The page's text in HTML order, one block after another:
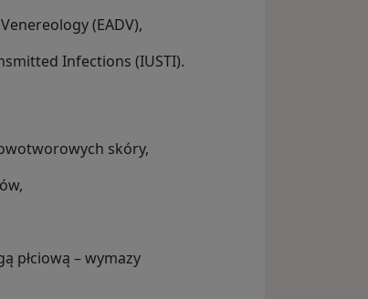
(EADV),
Infections (IUSTI).
skóry,
płciową – wymazy